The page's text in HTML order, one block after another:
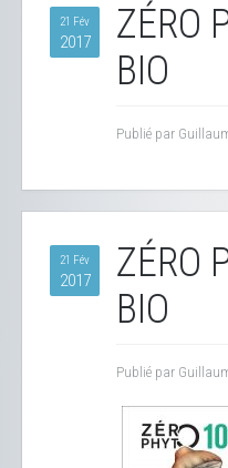
21 Fév
2017
ZÉRO
BIO
Publié par
21 Fév
2017
ZÉRO
BIO
Publié par